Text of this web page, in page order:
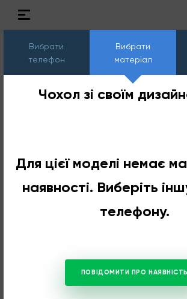
Вибрати
телефон
Вибрати
матеріал
Чохол зі своїм
Для цієї моделі немає
наявності. Виберіть
телефону.
ПОВІДОМИТИ ПРО НАЯВНІСТЬ